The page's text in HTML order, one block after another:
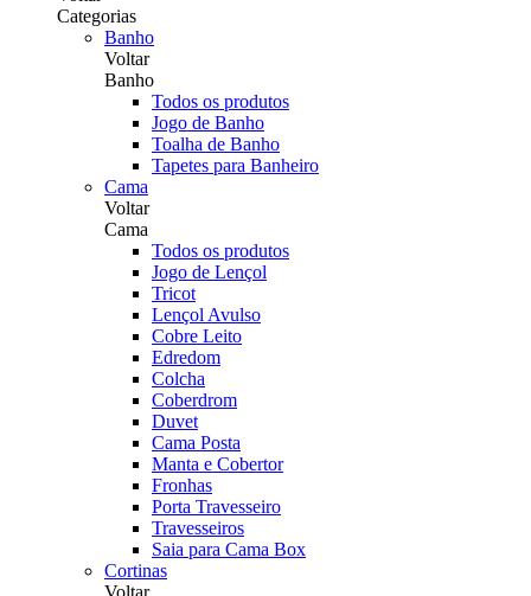
Categorias
Banho
Voltar
Banho
Todos os produtos
Jogo de Banho
Toalha de Banho
Tapetes para Banheiro
Cama
Voltar
Cama
Todos os produtos
Jogo de Lençol
Tricot
Lençol Avulso
Cobre Leito
Edredom
Colcha
Coberdrom
Duvet
Cama Posta
Manta e Cobertor
Fronhas
Porta Travesseiro
Travesseiros
Saia para Cama Box
Cortinas
Voltar